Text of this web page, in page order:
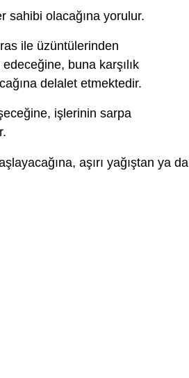
sahibi olacağına yorulur.
ile üzüntülerinden
buna karşılık
delalet etmektedir.
işlerinin sarpa
aşırı yağıştan ya da